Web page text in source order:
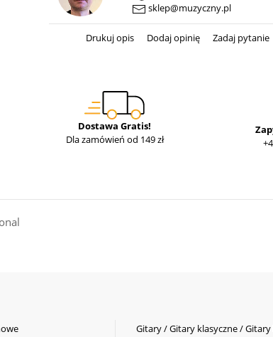
sklep@muzyczny.pl
Drukuj opis Dodaj opinię Zadaj pytanie
Dostawa Gratis!
Dla zamówień od 149 zł
Gitary / Gitary klasyczne /